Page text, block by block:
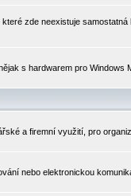
zde neexistuje
s hardwarem pro Windows
a firemní využití, pro
nebo elektronickou